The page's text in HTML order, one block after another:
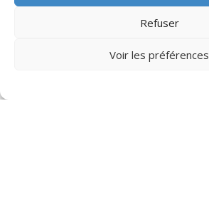
Refuser
Voir les préférences